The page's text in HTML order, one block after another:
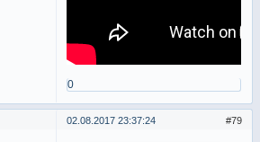
0
79
02.08.2017 23:37:24